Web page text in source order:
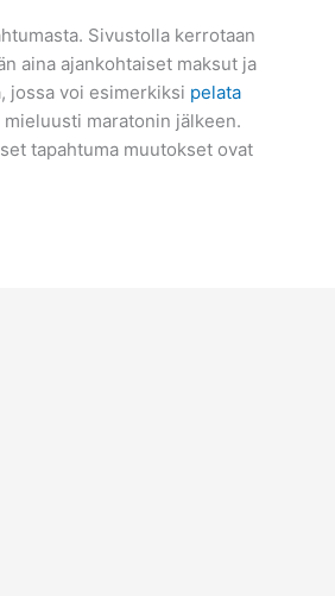
Sivustolla kerrotaan
aina ajankohtaiset maksut ja
jossa voi esimerkiksi pelata
maratonin jälkeen.
tapahtuma muutokset ovat